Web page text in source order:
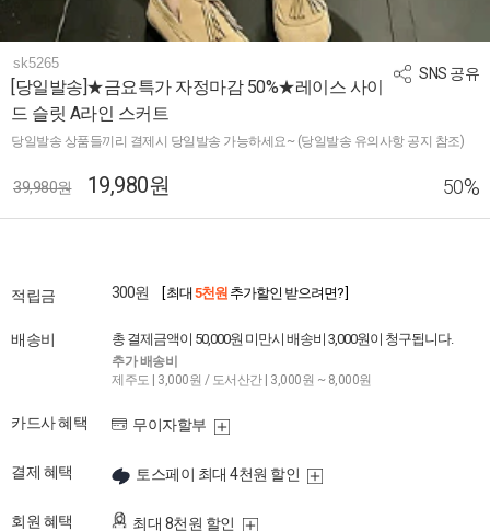
SNS 공유
sk5265
[당일발송]★금요특가 자정마감 50%★레이스 사이
드 슬릿 A라인 스커트
당일발송 상품들끼리 결제시 당일발송 가능하세요~ (당일발송 유의사항 공지 참조)
39,980원 19,980원 50%
적립금 300원 [ 최대 5천원 추가할인 받으려면? ]
배송비 총 결제금액이 50,000원 미만시 배송비 3,000원이 청구됩니다.
추가 배송비
제주도 | 3,000원 / 도서산간 | 3,000원 ~ 8,000원
카드사 혜택 무이자할부
결제 혜택 토스페이 최대 4천원 할인
회원 혜택 최대 8천원 할인